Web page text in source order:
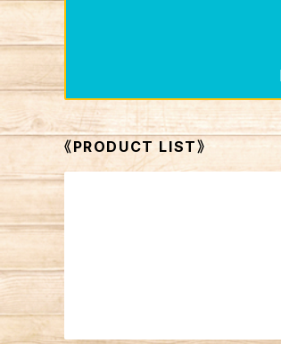
《PRODUCT LIST》